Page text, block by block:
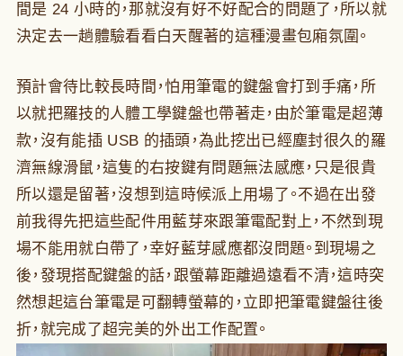
間是 24 小時的，那就沒有好不好配合的問題了，所以就
決定去一趟體驗看看白天醒著的這種漫畫包廂氛圍。
預計會待比較長時間，怕用筆電的鍵盤會打到手痛，所
以就把羅技的人體工學鍵盤也帶著走，由於筆電是超薄
款，沒有能插 USB 的插頭，為此挖出已經塵封很久的羅
濟無線滑鼠，這隻的右按鍵有問題無法感應，只是很貴
所以還是留著，沒想到這時候派上用場了。不過在出發
前我得先把這些配件用藍芽來跟筆電配對上，不然到現
場不能用就白帶了，幸好藍芽感應都沒問題。到現場之
後，發現搭配鍵盤的話，跟螢幕距離過遠看不清，這時突
然想起這台筆電是可翻轉螢幕的，立即把筆電鍵盤往後
折，就完成了超完美的外出工作配置。